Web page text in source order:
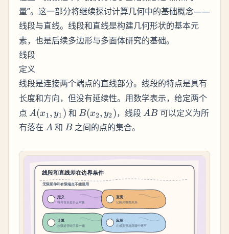
量”。这一部分将继续探讨计算几何中的基础概念——
线段与直线。线段和直线是构建几何形状的基本元
素，也是后续多边形与多面体研究的基础。
线段
定义
线段是连接两个端点的直线部分。线段的特点是具有
长度和方向，但没有延续性。用数学表示，给定两个
点 A(x_1,
y_1)
A(x1, y1 ) 和 B(x_2,
y_2)
B(x2, y2)，线段 AB
AB可以定义为所
有落在 A
A 和 B
B之间的点的集合。